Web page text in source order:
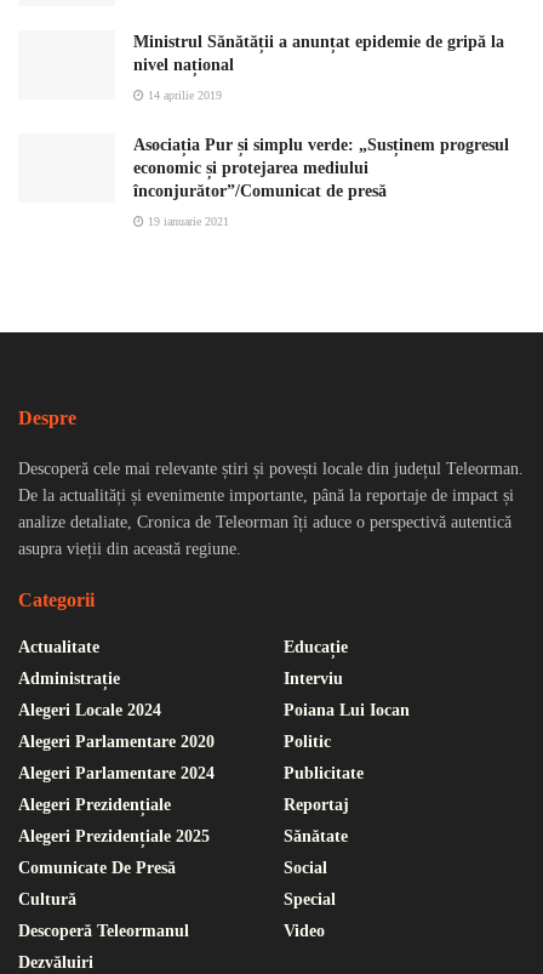
Ministrul Sănătății a anunțat epidemie de gripă la
nivel național
14 aprilie 2019
Asociația Pur și simplu verde: „Susținem progresul
economic și protejarea mediului
înconjurător”/Comunicat de presă
19 ianuarie 2021
Despre
Descoperă cele mai relevante știri și povești locale din județul Teleorman.
De la actualități și evenimente importante, până la reportaje de impact și
analize detaliate, Cronica de Teleorman îți aduce o perspectivă autentică
asupra vieții din această regiune.
Categorii
Actualitate
Administrație
Alegeri Locale 2024
Alegeri Parlamentare 2020
Alegeri Parlamentare 2024
Alegeri Prezidențiale
Alegeri Prezidențiale 2025
Comunicate De Presă
Cultură
Descoperă Teleormanul
Dezvăluiri
Educație
Interviu
Poiana Lui Iocan
Politic
Publicitate
Reportaj
Sănătate
Social
Special
Video